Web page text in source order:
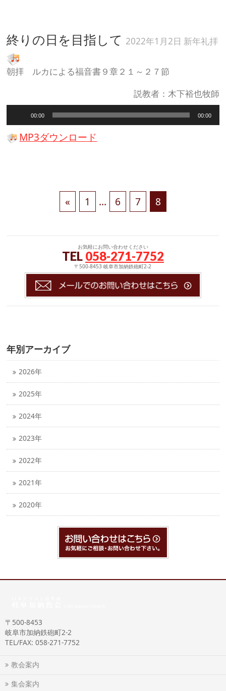
終りの日を目指して 2022年1月2日 新年礼拝
朝拝 ルカによる福音書９章２１～２７節
説教者：木下裕也牧師
声
プ
レ
00:00 00:00
MP3ダウンロード
« 1 … 6 7 8
お気軽にお問い合わせください
TEL 058-271-7752
〒500-8453 岐阜市加納鉄砲町2-2
年別アーカイブ
2026年
2025年
2024年
2023年
2022年
2021年
2020年
〒500-8453
岐阜市加納鉄砲町2-2
TEL/FAX: 058-271-7752
教会案内
集会案内